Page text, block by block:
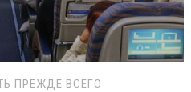
ПРЕЖДЕ ВСЕГО